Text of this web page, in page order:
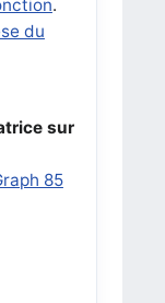
.
du
sur
85